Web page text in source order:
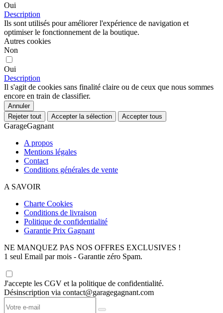
Oui
Description
Ils sont utilisés pour améliorer l'expérience de navigation et
optimiser le fonctionnement de la boutique.
Autres cookies
Non
Oui
Description
Il s'agit de cookies sans finalité claire ou de ceux que nous sommes
encore en train de classifier.
Annuler
Rejeter tout
Accepter la sélection Accepter tous
GarageGagnant
A propos
Mentions légales
Contact
Conditions générales de vente
A SAVOIR
Charte Cookies
Conditions de livraison
Politique de confidentialité
Garantie Prix Gagnant
NE MANQUEZ PAS NOS OFFRES EXCLUSIVES !
1 seul Email par mois - Garantie zéro Spam.
J'accepte les CGV et la politique de confidentialité.
Désinscription via contact@garagegagnant.com